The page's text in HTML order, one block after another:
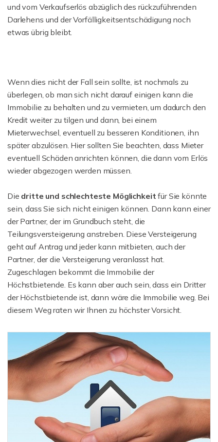
und vom Verkaufserlös abzüglich des rückzuführenden
Darlehens und der Vorfälligkeitsentschädigung noch
etwas übrig bleibt.
Wenn dies nicht der Fall sein sollte, ist nochmals zu
überlegen, ob man sich nicht darauf einigen kann die
Immobilie zu behalten und zu vermieten, um dadurch den
Kredit weiter zu tilgen und dann, bei einem
Mieterwechsel, eventuell zu besseren Konditionen, ihn
später abzulösen. Hier sollten Sie beachten, dass Mieter
eventuell Schäden anrichten können, die dann vom Erlös
wieder abgezogen werden müssen.
Die dritte und schlechteste Möglichkeit für Sie könnte
sein, dass Sie sich nicht einigen können. Dann kann einer
der Partner, der im Grundbuch steht, die
Teilungsversteigerung anstreben. Diese Versteigerung
geht auf Antrag und jeder kann mitbieten, auch der
Partner, der die Versteigerung veranlasst hat.
Zugeschlagen bekommt die Immobilie der
Höchstbietende. Es kann aber auch sein, dass ein Dritter
der Höchstbietende ist, dann wäre die Immobilie weg. Bei
diesem Weg raten wir Ihnen zu höchster Vorsicht.